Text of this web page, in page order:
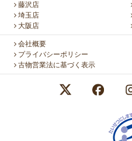
藤沢店
埼玉店
大阪店
会社概要
プライバシーポリシー
古物営業法に基づく表示